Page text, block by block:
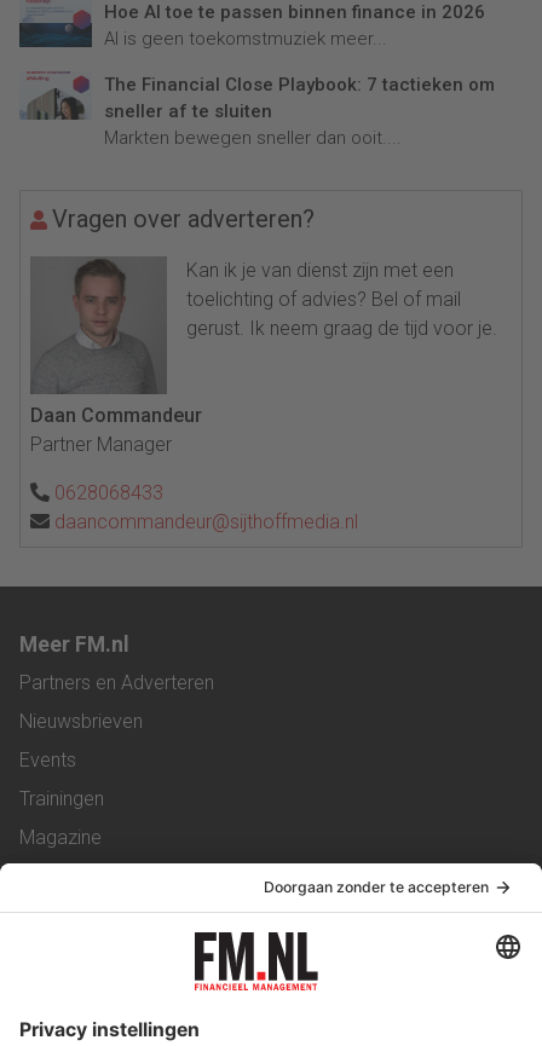
Hoe AI toe te passen binnen finance in 2026
AI is geen toekomstmuziek meer...
The Financial Close Playbook: 7 tactieken om
sneller af te sluiten
Markten bewegen sneller dan ooit....
Vragen over adverteren?
Kan ik je van dienst zijn met een
toelichting of advies? Bel of mail
gerust. Ik neem graag de tijd voor je.
Daan Commandeur
Partner Manager
0628068433
daancommandeur@sijthoffmedia.nl
Meer FM.nl
Partners en Adverteren
Nieuwsbrieven
Events
Trainingen
Magazine
Service & Contact
Werken bij ons